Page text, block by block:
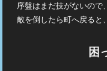
序盤はまだ技がないので
敵を倒したら町へ戻ると
困